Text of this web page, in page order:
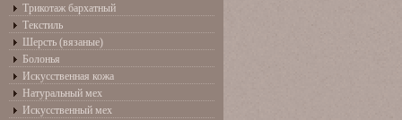
Трикотаж бархатный
Текстиль
Шерсть (вязаные)
Болонья
Искусственная кожа
Натуральный мех
Искусственный мех